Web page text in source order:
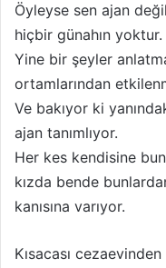
Öyleyse sen ajan
hiçbir günahın yoktur.
Yine bir şeyler
ortamlarından
Ve bakıyor ki
ajan tanımlıyor.
Her kes kendisine
kızda bende
kanısına varıyor.
Kısacası